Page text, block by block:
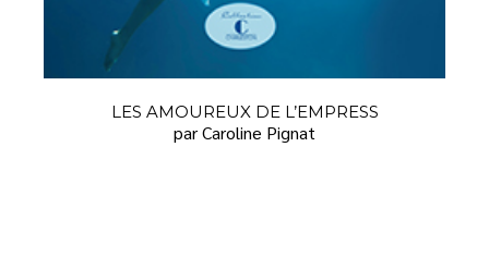
LES AMOUREUX DE L’EMPRESS
par Caroline Pignat